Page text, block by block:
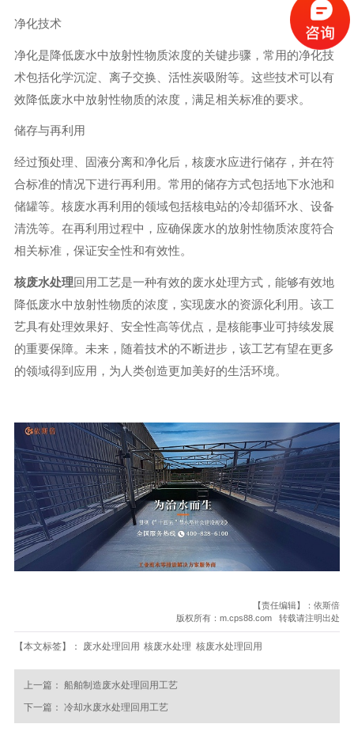
净化技术
净化是降低废水中放射性物质浓度的关键步骤，常用的净化技
术包括化学沉淀、离子交换、活性炭吸附等。这些技术可以有
效降低废水中放射性物质的浓度，满足相关标准的要求。
储存与再利用
经过预处理、固液分离和净化后，核废水应进行储存，并在符
合标准的情况下进行再利用。常用的储存方式包括地下水池和
储罐等。核废水再利用的领域包括核电站的冷却循环水、设备
清洗等。在再利用过程中，应确保废水的放射性物质浓度符合
相关标准，保证安全性和有效性。
核废水处理回用工艺是一种有效的废水处理方式，能够有效地
降低废水中放射性物质的浓度，实现废水的资源化利用。该工
艺具有处理效果好、安全性高等优点，是核能事业可持续发展
的重要保障。未来，随着技术的不断进步，该工艺有望在更多
的领域得到应用，为人类创造更加美好的生活环境。
【责任编辑】：依斯倍
版权所有：m.cps88.com 转载请注明出处
【本文标签】： 废水处理回用 核废水处理 核废水处理回用
上一篇： 船舶制造废水处理回用工艺
下一篇： 冷却水废水处理回用工艺